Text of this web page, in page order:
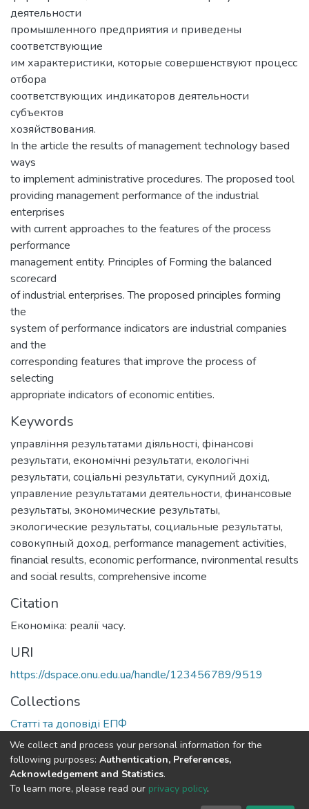
деятельности
промышленного предприятия и приведены
соответствующие
им характеристики, которые совершенствуют процесс
отбора
соответствующих индикаторов деятельности
субъектов
хозяйствования.
In the article the results of management technology based
ways
to implement administrative procedures. The proposed tool
providing management performance of the industrial
enterprises
with current approaches to the features of the process
performance
management entity. Principles of Forming the balanced
scorecard
of industrial enterprises. The proposed principles forming
the
system of performance indicators are industrial companies
and the
corresponding features that improve the process of
selecting
appropriate indicators of economic entities.
Keywords
управління результатами діяльності, фінансові
результати, економічні результати, екологічні
результати, соціальні результати, сукупний дохід,
управление результатами деятельности, финансовые
результаты, экономические результаты,
экологические результаты, социальные результаты,
совокупный доход, performance management activities,
financial results, economic performance, nvironmental results
and social results, comprehensive income
Citation
Економіка: реалії часу.
URI
https://dspace.onu.edu.ua/handle/123456789/9519
Collections
Статті та доповіді ЕПФ
Full item page
DSpace software copyright © 2009-2026
We collect and process your personal information for the
following purposes: Authentication, Preferences,
Acknowledgement and Statistics.
To learn more, please read our privacy policy.